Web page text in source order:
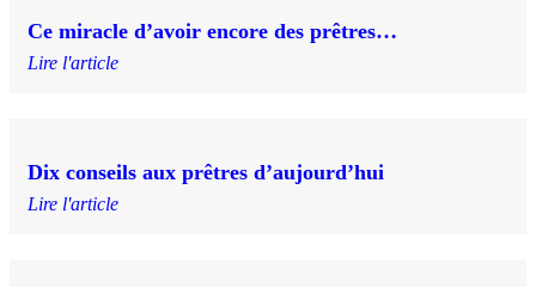
Ce miracle d’avoir encore des prêtres…
Lire l'article
Dix conseils aux prêtres d’aujourd’hui
Lire l'article